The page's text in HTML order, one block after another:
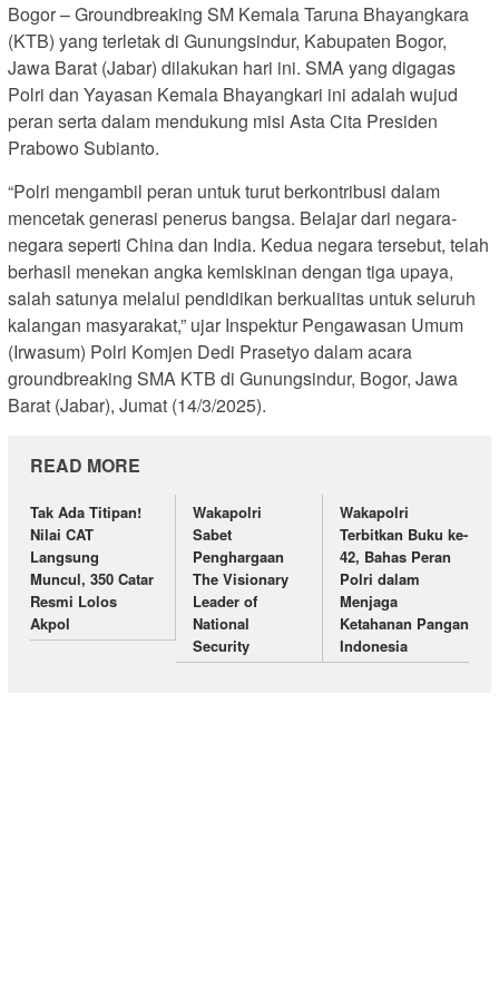
Bogor – Groundbreaking SM Kemala Taruna Bhayangkara
(KTB) yang terletak di Gunungsindur, Kabupaten Bogor,
Jawa Barat (Jabar) dilakukan hari ini. SMA yang digagas
Polri dan Yayasan Kemala Bhayangkari ini adalah wujud
peran serta dalam mendukung misi Asta Cita Presiden
Prabowo Subianto.
“Polri mengambil peran untuk turut berkontribusi dalam
mencetak generasi penerus bangsa. Belajar dari negara-
negara seperti China dan India. Kedua negara tersebut, telah
berhasil menekan angka kemiskinan dengan tiga upaya,
salah satunya melalui pendidikan berkualitas untuk seluruh
kalangan masyarakat,” ujar Inspektur Pengawasan Umum
(Irwasum) Polri Komjen Dedi Prasetyo dalam acara
groundbreaking SMA KTB di Gunungsindur, Bogor, Jawa
Barat (Jabar), Jumat (14/3/2025).
READ MORE
Tak Ada Titipan!
Nilai CAT
Langsung
Muncul, 350 Catar
Resmi Lolos
Akpol
Wakapolri
Sabet
Penghargaan
The Visionary
Leader of
National
Security
Wakapolri
Terbitkan Buku ke-
42, Bahas Peran
Polri dalam
Menjaga
Ketahanan Pangan
Indonesia